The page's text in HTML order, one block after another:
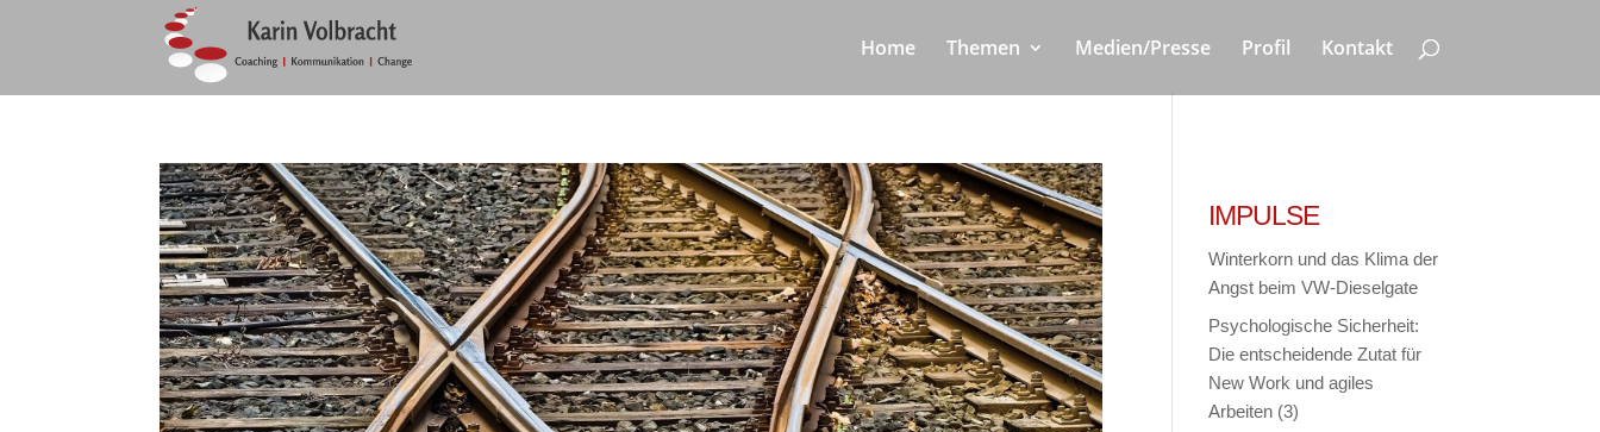
Home Themen Medien/Presse Profil Kontakt
IMPULSE
Winterkorn und das Klima der
Angst beim VW-Dieselgate
Psychologische Sicherheit:
Die entscheidende Zutat für
New Work und agiles
Arbeiten (3)